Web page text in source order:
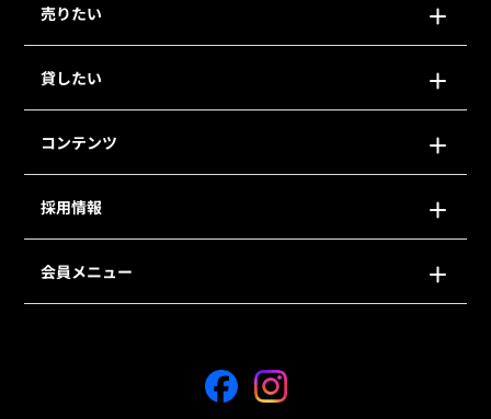
売りたい
貸したい
コンテンツ
採用情報
会員メニュー